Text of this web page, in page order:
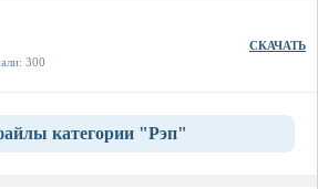
300
СКАЧАТЬ
категории "Рэп"